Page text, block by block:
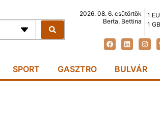
2026. 08. 6. csütörtök
Berta, Bettina
1
1
SPORT GASZTRO BULVÁR